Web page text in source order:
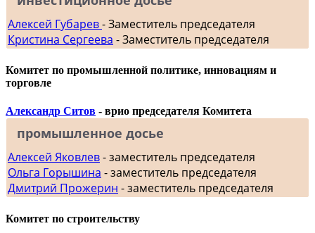
Алексей Губарев- Заместитель председателя
Кристина Сергеева - Заместитель председателя
Комитет по промышленной политике, инновациям и
торговле
Александр Ситов - врио председателя Комитета
промышленное досье
Алексей Яковлев- заместитель председателя
Ольга Горышина - заместитель председателя
Дмитрий Прожерин - заместитель председателя
Комитет по строительству